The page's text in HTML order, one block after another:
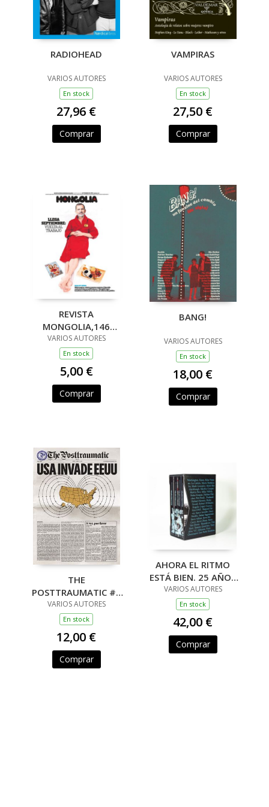
RADIOHEAD
VARIOS AUTORES
En stock
27,96 €
Comprar
VAMPIRAS
VARIOS AUTORES
En stock
27,50 €
Comprar
REVISTA
MONGOLIA,146
SEPTIEMBRE-
OCTUBRE 2025
VARIOS AUTORES
En stock
5,00 €
Comprar
BANG!
VARIOS AUTORES
En stock
18,00 €
Comprar
THE
POSTTRAUMATIC #9
- USA INVADE EEUU
VARIOS AUTORES
En stock
12,00 €
Comprar
AHORA EL RITMO
ESTÁ BIEN. 25 AÑOS
DE ENTREVISTAS EN
STAF. ESPECIAL
NÚMERO 50 (4
LIBROS BOX SET)
VARIOS AUTORES
En stock
42,00 €
Comprar